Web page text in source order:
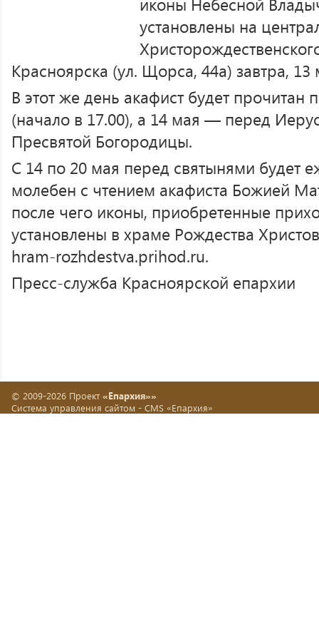
установлены на
Красноярска (ул. Щорса, 44а) завтра, 13
В этот же день акафист будет прочитан
(начало в 17.00), а 14 мая — перед
Пресвятой Богородицы.
С 14 по 20 мая перед святынями будет
молебен с чтением акафиста Божией
после чего иконы, приобретенные
установлены в храме Рождества
hram-rozhdestva.prihod.ru.
Пресс-служба Красноярской епархии
© 2009-2026 Проект «Епархия»»
Система управления сайтом - CMS «Епархия»